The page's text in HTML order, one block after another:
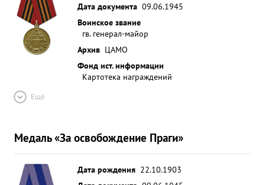
Дата документа 09.06.1945
Воинское звание
гв. генерал-майор
Архив ЦАМО
Фонд ист. информации
Картотека награждений
Ещё
Медаль «За освобождение Праги»
Дата рождения 22.10.1903